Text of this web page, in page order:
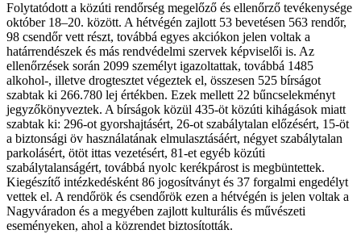
Folytatódott a közúti rendőrség megelőző és ellenőrző tevékenysége
október 18–20. között. A hétvégén zajlott 53 bevetésen 563 rendőr,
98 csendőr vett részt, továbbá egyes akciókon jelen voltak a
határrendészek és más rendvédelmi szervek képviselői is. Az
ellenőrzések során 2099 személyt igazoltattak, továbbá 1485
alkohol-, illetve drogtesztet végeztek el, összesen 525 bírságot
szabtak ki 266.780 lej értékben. Ezek mellett 22 bűncselekményt
jegyzőkönyveztek. A bírságok közül 435-öt közúti kihágások miatt
szabtak ki: 296-ot gyorshajtásért, 26-ot szabálytalan előzésért, 15-öt
a biztonsági öv használatának elmulasztásáért, négyet szabálytalan
parkolásért, ötöt ittas vezetésért, 81-et egyéb közúti
szabálytalanságért, továbbá nyolc kerékpárost is megbüntettek.
Kiegészítő intézkedésként 86 jogosítványt és 37 forgalmi engedélyt
vettek el. A rendőrök és csendőrök ezen a hétvégén is jelen voltak a
Nagyváradon és a megyében zajlott kulturális és művészeti
eseményeken, ahol a közrendet biztosították.